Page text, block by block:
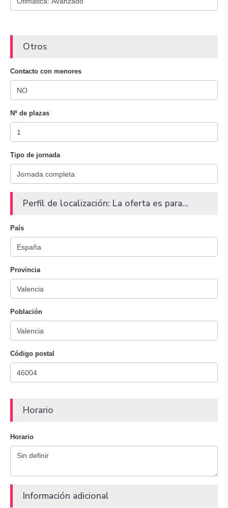
Otros
Contacto con menores
Nº de plazas
Tipo de jornada
Perfil de localización: La oferta es para...
País
Provincia
Población
Código postal
Horario
Horario
Información adicional